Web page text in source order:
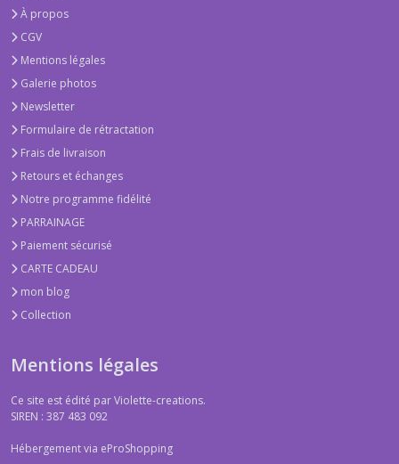
À propos
CGV
Mentions légales
Galerie photos
Newsletter
Formulaire de rétractation
Frais de livraison
Retours et échanges
Notre programme fidélité
PARRAINAGE
Paiement sécurisé
CARTE CADEAU
mon blog
Collection
Mentions légales
Ce site est édité par Violette-creations.
SIREN : 387 483 092
Hébergement via eProShopping